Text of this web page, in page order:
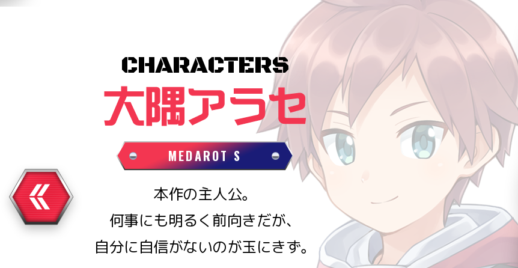
CHARACTERS
大隅アラセ
MEDAROT S
本作の主人公。
何事にも明るく前向きだが、
自分に自信がないのが玉にきず。